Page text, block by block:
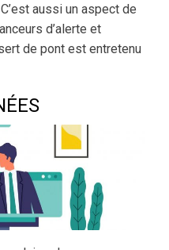
aussi un aspect de
d’alerte et
de pont est entretenu